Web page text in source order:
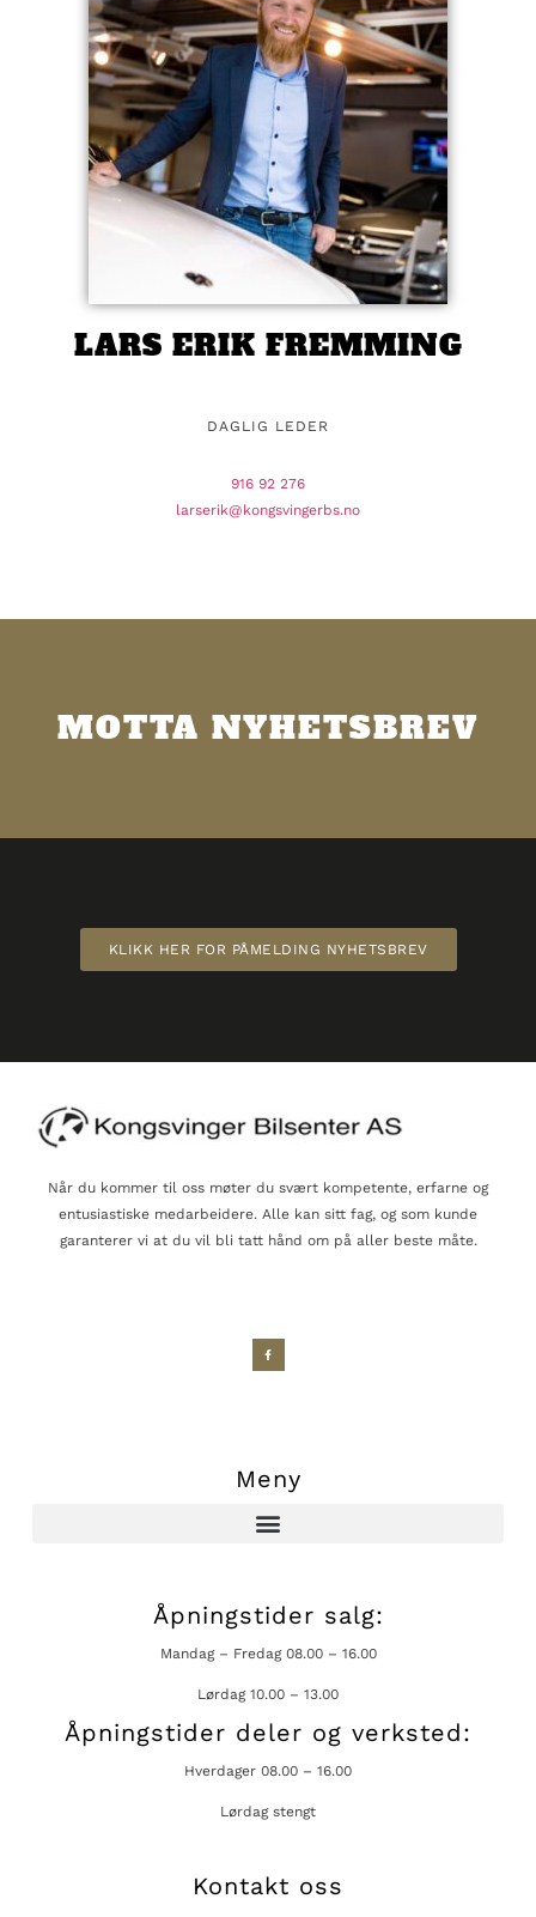
LARS ERIK FREMMING
DAGLIG LEDER
916 92 276
larserik@kongsvingerbs.no
MOTTA NYHETSBREV
KLIKK HER FOR PÅMELDING NYHETSBREV
Når du kommer til oss møter du svært kompetente, erfarne og
entusiastiske medarbeidere. Alle kan sitt fag, og som kunde
garanterer vi at du vil bli tatt hånd om på aller beste måte.
Meny
Åpningstider salg:
Mandag – Fredag 08.00 – 16.00
Lørdag 10.00 – 13.00
Åpningstider deler og verksted:
Hverdager 08.00 – 16.00
Lørdag stengt
Kontakt oss